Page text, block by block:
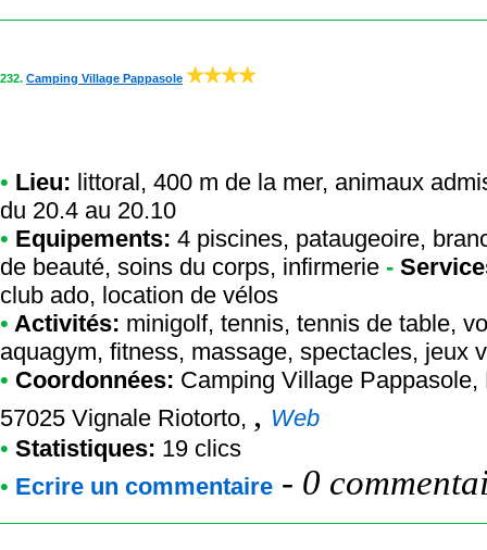
232. Camping Village Pappasole
• Lieu: littoral, 400 m de la mer, animaux
du 20.4 au 20.10
• Equipements: 4 piscines, pataugeoire,
de beauté, soins du corps, infirmerie -
club ado, location de vélos
• Activités: minigolf, tennis, tennis de table,
aquagym, fitness, massage, spectacles, jeux
• Coordonnées: Camping Village Pappasole,
57025 Vignale Riotorto, , Web
• Statistiques: 19 clics
• Ecrire un commentaire - 0